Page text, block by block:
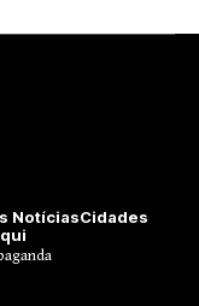
NotíciasCidades